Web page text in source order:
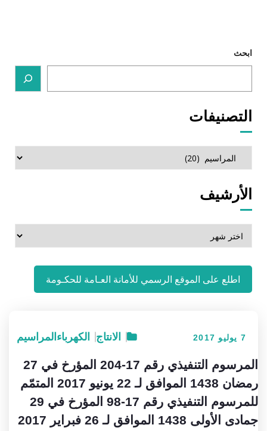
7 يوليو 2017 الانتاج الكهرباء المراسيم
المرسوم التنفيذي رقم 17-204 المؤرخ في 27
رمضان 1438 الموافق لـ 22 يونيو 2017 المتمّم
للمرسوم التنفيذي رقم 17-98 المؤرخ في 29
جمادى الأولى 1438 الموافق لـ 26 فبراير 2017
ابحث
التصنيفات
التصنيفات
الأرشيف
الأرشيف
اطلع على الموقع الرسمي للأمانة العـامة للحكـومة